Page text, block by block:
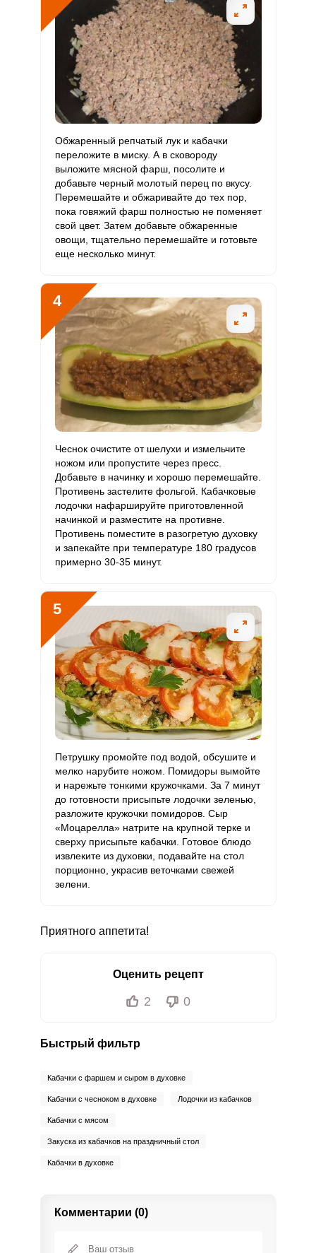
Алюминий 1857.4 мкг 30 мкг 254.9 1547.8
Железо 21 мг 18 мг 4.8 29.2
8.2 мкг 150 мкг 0.2 1.4
Кобальт 25.2 мкг 10 мкг 10.4 63
Марганец 2.2 мкг 2 мкг 4.6
Медь 1416.4 мкг 35.4
Никель
Рубидий
Селен
Фтор 139.7 мкг 4000 мкг 0.1 0.9
Хром 16.6 мкг 1.4 8.3
Цинк 35.8 мг 12 мг 12.3 74.6
Бор 912.2 мкг 1200 мкг 3.1 19
Ванадий 108.2 мкг 20 мкг 22.3 135.3
Молибден 57.4 мкг 70 мкг 3.4
Обжаренный репчатый лук и кабачки
переложите в миску. А в сковороду
выложите мясной фарш, посолите и
добавьте черный молотый перец по вкусу.
Перемешайте и обжаривайте до тех пор,
пока говяжий фарш полностью не поменяет
свой цвет. Затем добавьте обжаренные
овощи, тщательно перемешайте и готовьте
еще несколько минут.
4
Чеснок очистите от шелухи и измельчите
ножом или пропустите через пресс.
Добавьте в начинку и хорошо перемешайте.
Противень застелите фольгой. Кабачковые
лодочки нафаршируйте приготовленной
начинкой и разместите на противне.
Противень поместите в разогретую духовку
и запекайте при температуре 180 градусов
примерно 30-35 минут.
5
Петрушку промойте под водой, обсушите и
мелко нарубите ножом. Помидоры вымойте
и нарежьте тонкими кружочками. За 7 минут
до готовности присыпьте лодочки зеленью,
разложите кружочки помидоров. Сыр
«Моцарелла» натрите на крупной терке и
сверху присыпьте кабачки. Готовое блюдо
извлеките из духовки, подавайте на стол
порционно, украсив веточками свежей
зелени.
Приятного аппетита!
Оценить рецепт
2 0
Быстрый фильтр
Кабачки с фаршем и сыром в духовке
Кабачки с чесноком в духовке Лодочки из кабачков
Кабачки с мясом
Закуска из кабачков на праздничный стол
Кабачки в духовке
Комментарии (0)